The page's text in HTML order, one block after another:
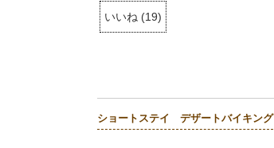
いいね (19)
ショートステイ デザートバイキング